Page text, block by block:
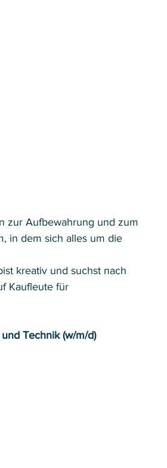
zur Aufbewahrung und zum
in dem sich alles um die
kreativ und suchst nach
Kaufleute für
Technik (w/m/d)